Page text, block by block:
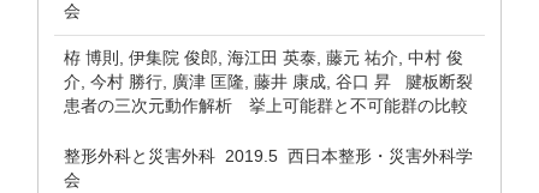
会
栫 博則, 伊集院 俊郎, 海江田 英泰, 藤元 祐介, 中村 俊
介, 今村 勝行, 廣津 匡隆, 藤井 康成, 谷口 昇 腱板断裂
患者の三次元動作解析 挙上可能群と不可能群の比較
整形外科と災害外科 2019.5 西日本整形・災害外科学
会